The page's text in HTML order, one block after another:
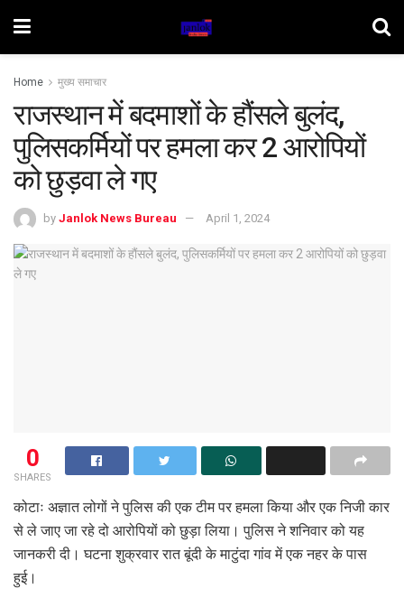
Home मुख्य समाचार
राजस्थान में बदमाशों के हौंसले बुलंद,
पुलिसकर्मियों पर हमला कर 2 आरोपियों
को छुड़वा ले गए
by Janlok News Bureau April 1, 2024
0
SHARES
कोटाः अज्ञात लोगों ने पुलिस की एक टीम पर हमला किया और एक निजी कार
से ले जाए जा रहे दो आरोपियों को छुड़ा लिया। पुलिस ने शनिवार को यह
जानकरी दी। घटना शुक्रवार रात बूंदी के माटुंदा गांव में एक नहर के पास
हुई।